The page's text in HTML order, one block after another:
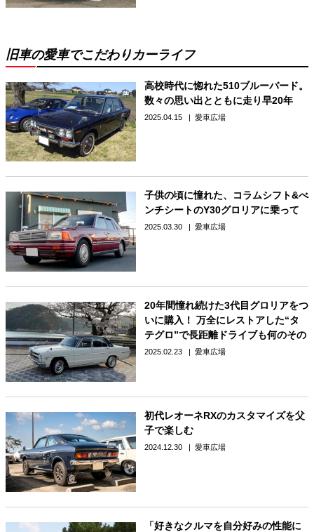
旧車の愛車でこだわりカーライフ
高校時代に惚れた510ブルーバード。
数々の思い出とともに走り早20年
2025.04.15 愛車広場
子供の頃に憧れた、コラムシフト&べ
ンチシートのY30グロリアに乗って
2025.03.30 愛車広場
20年間憧れ続けた3代目グロリアをつ
いに購入！ 万全にレストアした“タ
テグロ”で長距離ドライブも何のその
2025.02.23 愛車広場
初代レオーネRXのカスタマイズを父
子で楽しむ
2024.12.30 愛車広場
「好きなクルマを自分好みの性能に